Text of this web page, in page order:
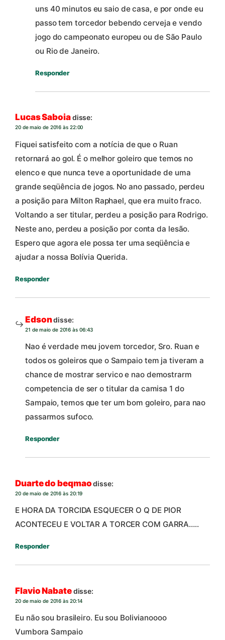
uns 40 minutos eu saio de casa, e por onde eu
passo tem torcedor bebendo cerveja e vendo
jogo do campeonato europeu ou de São Paulo
ou Rio de Janeiro.
Responder
Lucas Saboiadisse:
20 de maio de 2016 às 22:00
Fiquei satisfeito com a notícia de que o Ruan
retornará ao gol. É o melhor goleiro que temos no
elenco e que nunca teve a oportunidade de uma
grande seqüência de jogos. No ano passado, perdeu
a posição para Milton Raphael, que era muito fraco.
Voltando a ser titular, perdeu a posição para Rodrigo.
Neste ano, perdeu a posição por conta da lesão.
Espero que agora ele possa ter uma seqüência e
ajudar a nossa Bolívia Querida.
Responder
Edsondisse:
21 de maio de 2016 às 06:43
Nao é verdade meu jovem torcedor, Sro. Ruan e
todos os goleiros que o Sampaio tem ja tiveram a
chance de mostrar servico e nao demostrarm
competencia de ser o titular da camisa 1 do
Sampaio, temos que ter um bom goleiro, para nao
passarmos sufoco.
Responder
Duarte do beqmaodisse:
20 de maio de 2016 às 20:19
E HORA DA TORCIDA ESQUECER O Q DE PIOR
ACONTECEU E VOLTAR A TORCER COM GARRA…..
Responder
Flavio Nabatedisse:
20 de maio de 2016 às 20:14
Eu não sou brasileiro. Eu sou Bolivianoooo
Vumbora Sampaio